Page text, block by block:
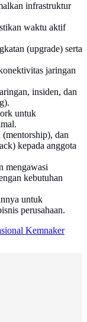
infrastruktur
waktu aktif
(upgrade) serta
jaringan
insiden, dan
untuk
dan
kepada anggota
mengawasi
kebutuhan
untuk
perusahaan.
Kemnaker